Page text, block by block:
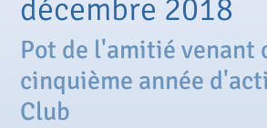
décembre 2018
Pot de l'amitié venant
cinquième année
Club